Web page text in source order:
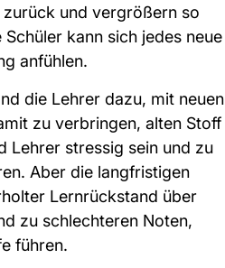
und vergrößern so
kann sich jedes neue
anfühlen.
die Lehrer dazu, mit neuen
zu verbringen, alten Stoff
Lehrer stressig sein und zu
Aber die langfristigen
Lernrückstand über
zu schlechteren Noten,
führen.